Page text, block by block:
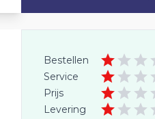
Bestellen
Service
Prijs
Levering